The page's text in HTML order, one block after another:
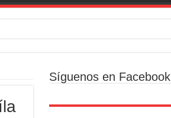
Síguenos en Facebook